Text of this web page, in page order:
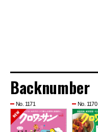
Backnumber
No. 1171 No. 1170